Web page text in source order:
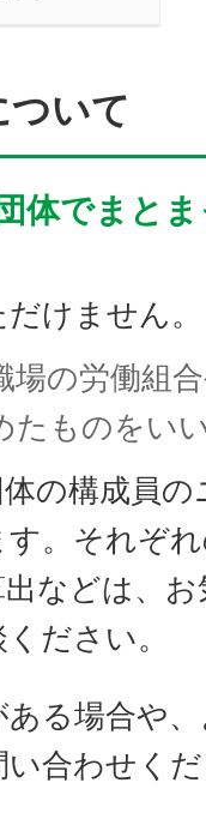
ついて
体でまと
けません。
場の労働組
たものをい
体の構成員
。それぞ
などは、
ださい。
る場合や
合わせく